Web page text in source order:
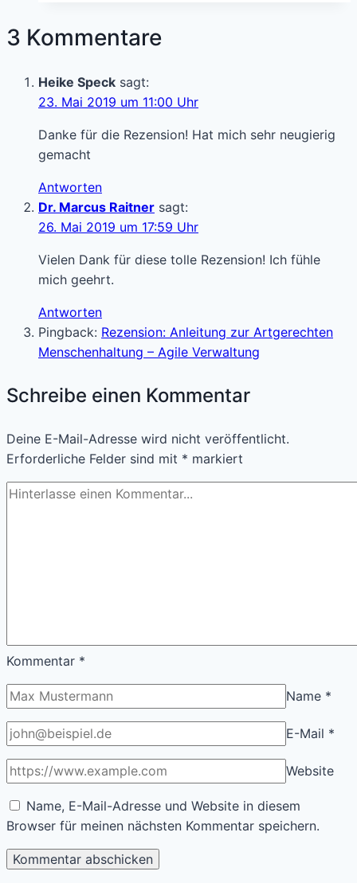
nur
was
bewegt,
kann
sich
3 Kommentare
Heike Speck sagt:
23. Mai 2019 um 11:00 Uhr
Danke für die Rezension! Hat mich sehr neugierig
gemacht
Antworten
Dr. Marcus Raitner sagt:
26. Mai 2019 um 17:59 Uhr
Vielen Dank für diese tolle Rezension! Ich fühle
mich geehrt.
Antworten
Pingback: Rezension: Anleitung zur Artgerechten
Menschenhaltung – Agile Verwaltung
Schreibe einen Kommentar
Deine E-Mail-Adresse wird nicht veröffentlicht.
Erforderliche Felder sind mit * markiert
Kommentar *
Name *
E-Mail *
Website
Name, E-Mail-Adresse und Website in diesem
Browser für meinen nächsten Kommentar speichern.